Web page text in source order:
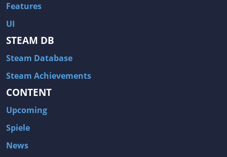
Features
UI
STEAM DB
Steam Database
Steam Achievements
CONTENT
Upcoming
Spiele
News